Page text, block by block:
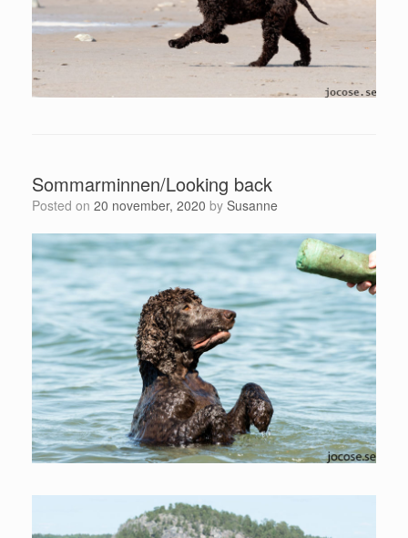
Sommarminnen/Looking back
Posted on 20 november, 2020 by Susanne